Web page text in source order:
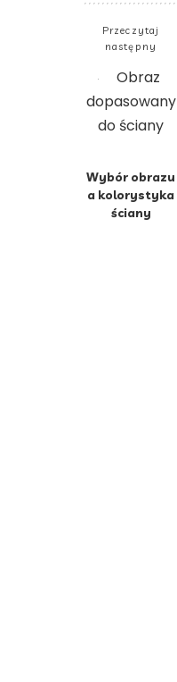
Przeczytaj
następny
Wybór obrazu
a kolorystyka
ściany